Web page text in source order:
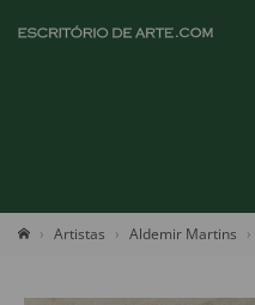
Artistas Aldemir Martins